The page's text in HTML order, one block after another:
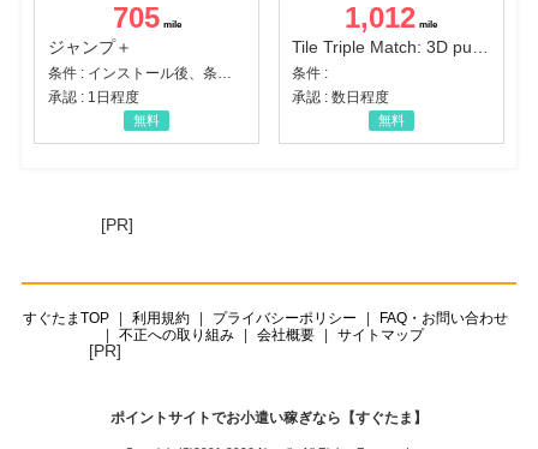
705
ジャンプ＋
承認 : 1日程度
無料
1,012
条件 :
承認 : 数日程度
無料
[PR]
すぐたまTOP 利用規約 プライバシーポリシー
FAQ・お問い合わせ
不正への取り組み
会社概要 サイトマップ
[PR]
ポイントサイトでお小遣い稼ぎなら【すぐたま】